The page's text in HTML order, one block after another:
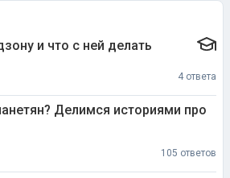
и что с ней делать
4 ответа
Делимся историями про
105 ответов